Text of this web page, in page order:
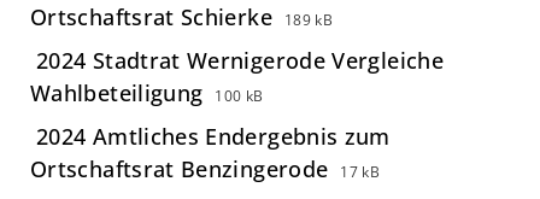
Ortschaftsrat Schierke
189 kB
2024 Stadtrat Wernigerode Vergleiche
Wahlbeteiligung
100 kB
2024 Amtliches Endergebnis zum
Ortschaftsrat Benzingerode
17 kB